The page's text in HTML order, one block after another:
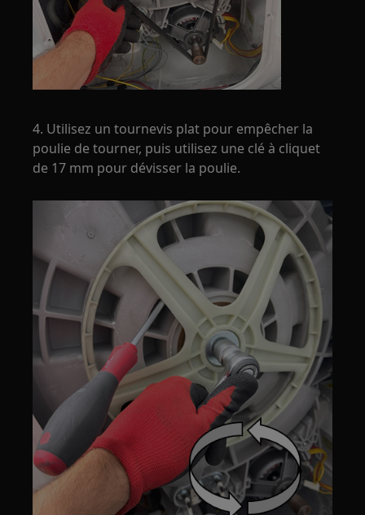
4. Utilisez un tournevis plat pour empêcher la
poulie de tourner, puis utilisez une clé à cliquet
de 17 mm pour dévisser la poulie.